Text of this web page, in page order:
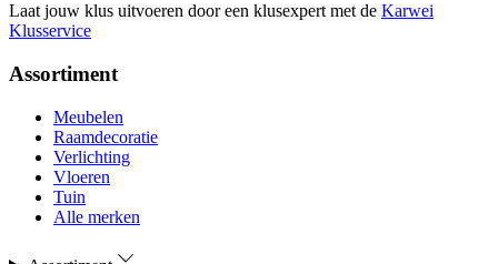
Laat jouw klus uitvoeren door een klusexpert met de Karwei
Klusservice
Assortiment
Meubelen
Raamdecoratie
Verlichting
Vloeren
Tuin
Alle merken